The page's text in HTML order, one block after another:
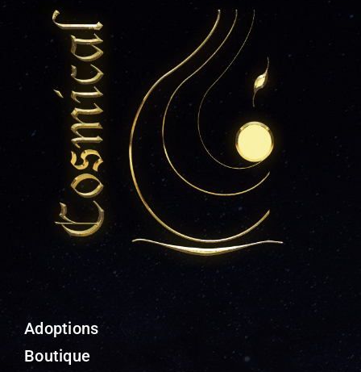
Adoptions
Boutique